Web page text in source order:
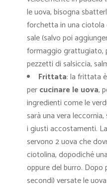
le uova, bisogna
forchetta in una ciotola
sale (salvo poi
formaggio grattugiato,
pezzetti di salsiccia,
Frittata: la frittata
percucinare le uova,
ingredienti come le
sarà una vera
i giusti accostamenti.
servono 2 uova che
ciotolina, dopodiché
oppure del burro.
secondi) versate le